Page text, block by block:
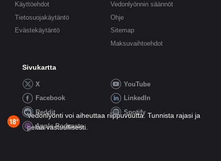
Käyttöehdot
Tietosuojakäytäntö
Evästekäytäntö
Vedonlyönnin säännöt
Ohje
Sitemap
Maksuvaihtoehdot
Sivukartta
X
YouTube
Facebook
LinkedIn
Reddit
Spotify
Apple Podcasts
Vedonlyönti voi aiheuttaa riippuvuutta. Tunnista rajasi ja
pelaa vastuullisesti.